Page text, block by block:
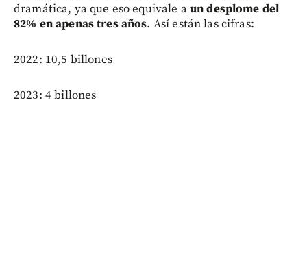
dramática, ya que eso equivale aun desplome del
82% en apenas tres años. Así están las cifras:
2022: 10,5 billones
2023: 4 billones